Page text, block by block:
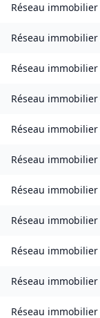
Réseau immobilier
Réseau immobilier
Réseau immobilier
Réseau immobilier
Réseau immobilier
Réseau immobilier
Réseau immobilier
Réseau immobilier
Réseau immobilier
Réseau immobilier
Réseau immobilier